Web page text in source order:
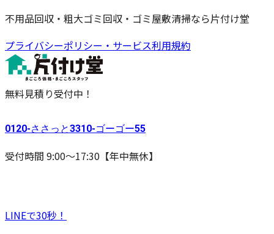
不用品回収・粗大ゴミ回収・ゴミ屋敷清掃なら片付け堂
プライバシーポリシー・サービス利用規約
無料見積り受付中！
0120-ささっと3310-ゴーゴー55
受付時間 9:00〜17:30【年中無休】
LINEで30秒！